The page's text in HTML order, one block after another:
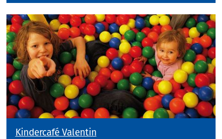
Kindercafé Valentin